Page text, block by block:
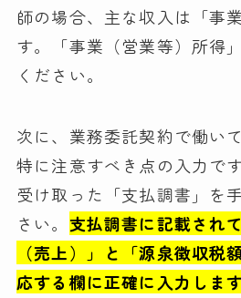
師の場合、主な収入は「事
す。「事業（営業等）所得
ください。
次に、業務委託契約で働い
特に注意すべき点の入力で
受け取った「支払調書」を
さい。 支払調書に記載され
（売上）」と「源泉徴収税
応する欄に正確に入力しま